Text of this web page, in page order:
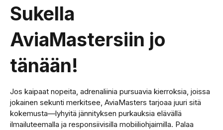
Sukella
AviaMastersiin jo
tänään!
Jos kaipaat nopeita, adrenaliinia pursuavia kierroksia, joissa
jokainen sekunti merkitsee, AviaMasters tarjoaa juuri sitä
kokemusta—lyhyitä jännityksen purkauksia elävällä
ilmailuteemalla ja responsiivisilla mobiiliohjaimilla. Palaa